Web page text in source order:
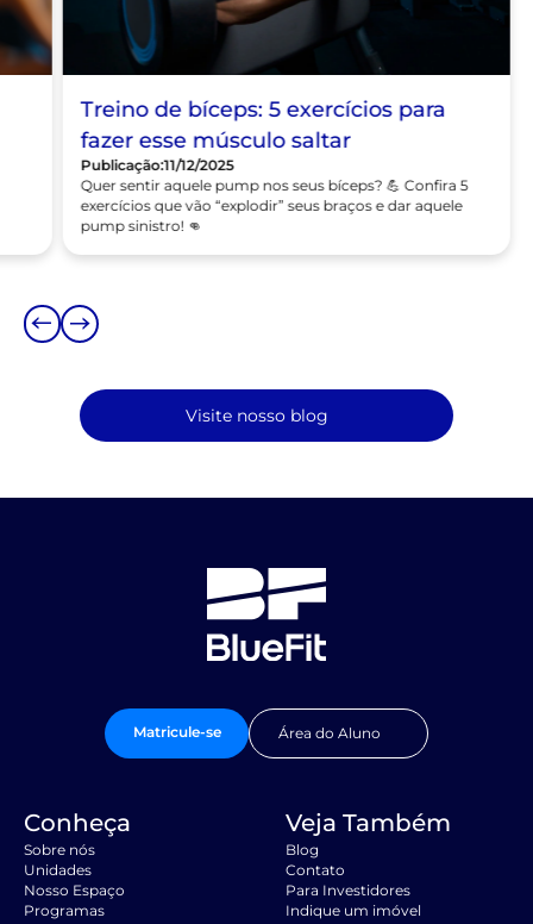
Treino de bíceps: 5 exercícios para
fazer esse músculo saltar
Publicação:11/12/2025
Quer sentir aquele pump nos seus bíceps? 💪 Confira 5
exercícios que vão “explodir” seus braços e dar aquele
pump sinistro! 👊
Visite nosso blog
Matricule-se Área do Aluno
Conheça
Sobre nós
Unidades
Nosso Espaço
Programas
Veja Também
Blog
Contato
Para Investidores
Indique um imóvel